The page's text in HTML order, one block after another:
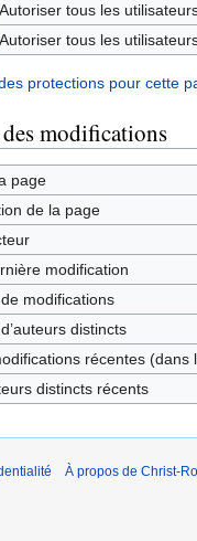
Autoriser tous les
Autoriser tous les
protections pour cette
modifications
page
de la page
modification
modifications
distincts
récentes (dans
distincts récents
À propos de Christ-